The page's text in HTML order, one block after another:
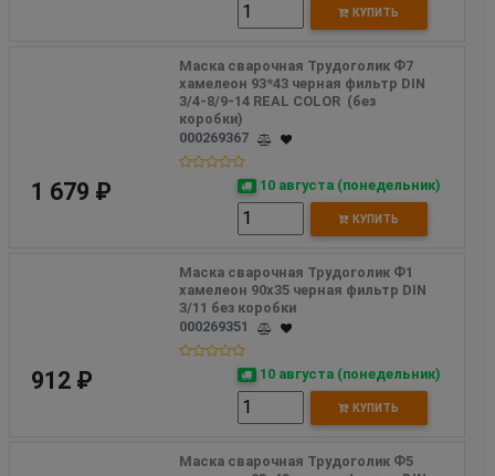
КУПИТЬ
Маска сварочная Трудоголик Ф7
хамелеон 93*43 черная фильтр DIN
3/4-8/9-14 REAL COLOR  (без
коробки)
000269367
1 679 ₽ 10 августа (понедельник)
КУПИТЬ
Маска сварочная Трудоголик Ф1
хамелеон 90х35 черная фильтр DIN
3/11 без коробки
000269351
912 ₽ 10 августа (понедельник)
КУПИТЬ
Маска сварочная Трудоголик Ф5